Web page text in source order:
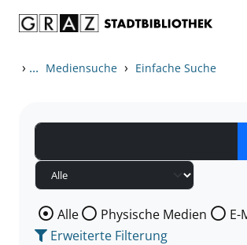
› ... Mediensuche › Einfache Suche
Wählen Sie die Medienart nach der
Alle Physische Medien
E-
Erweiterte Filterung